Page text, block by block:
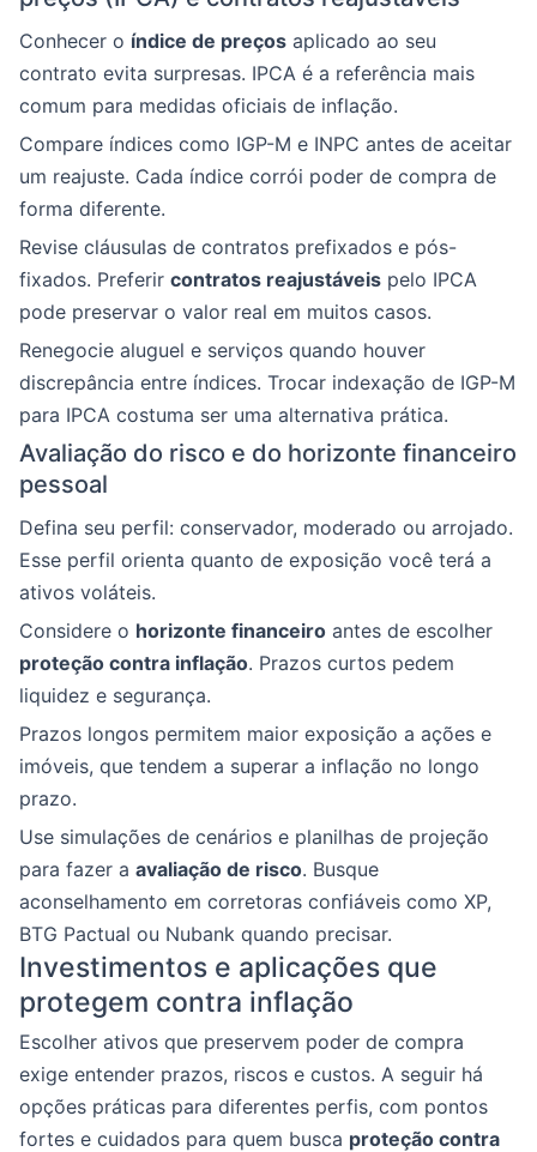
Conhecer o índice de preços aplicado ao seu
contrato evita surpresas. IPCA é a referência mais
comum para medidas oficiais de inflação.
Compare índices como IGP-M e INPC antes de aceitar
um reajuste. Cada índice corrói poder de compra de
forma diferente.
Revise cláusulas de contratos prefixados e pós-
fixados. Preferir contratos reajustáveis pelo IPCA
pode preservar o valor real em muitos casos.
Renegocie aluguel e serviços quando houver
discrepância entre índices. Trocar indexação de IGP-M
para IPCA costuma ser uma alternativa prática.
Avaliação do risco e do horizonte financeiro
pessoal
Defina seu perfil: conservador, moderado ou arrojado.
Esse perfil orienta quanto de exposição você terá a
ativos voláteis.
Considere o horizonte financeiro antes de escolher
proteção contra inflação. Prazos curtos pedem
liquidez e segurança.
Prazos longos permitem maior exposição a ações e
imóveis, que tendem a superar a inflação no longo
prazo.
Use simulações de cenários e planilhas de projeção
para fazer a avaliação de risco. Busque
aconselhamento em corretoras confiáveis como XP,
BTG Pactual ou Nubank quando precisar.
Investimentos e aplicações que
protegem contra inflação
Escolher ativos que preservem poder de compra
exige entender prazos, riscos e custos. A seguir há
opções práticas para diferentes perfis, com pontos
fortes e cuidados para quem busca proteção contra